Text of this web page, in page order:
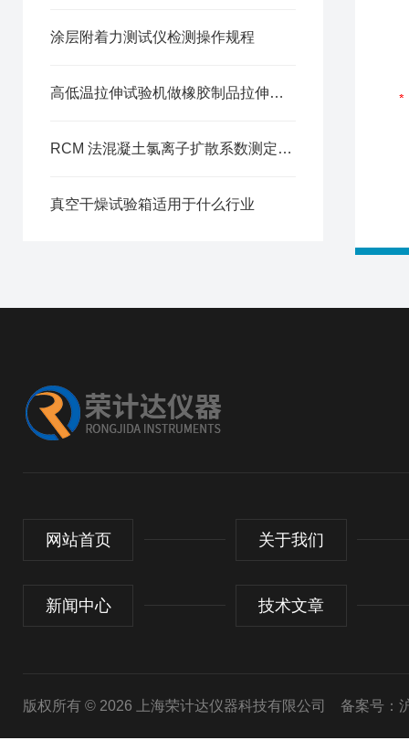
涂层附着力测试仪检测操作规程
高低温拉伸试验机做橡胶制品拉伸老化测试方法
RCM 法混凝土氯离子扩散系数测定仪操作方法
真空干燥试验箱适用于什么行业
网站首页 关于我们
新闻中心 技术文章
版权所有 © 2026 上海荣计达仪器科技有限公司 备案号：